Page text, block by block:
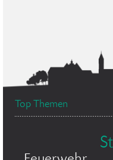
Top Themen